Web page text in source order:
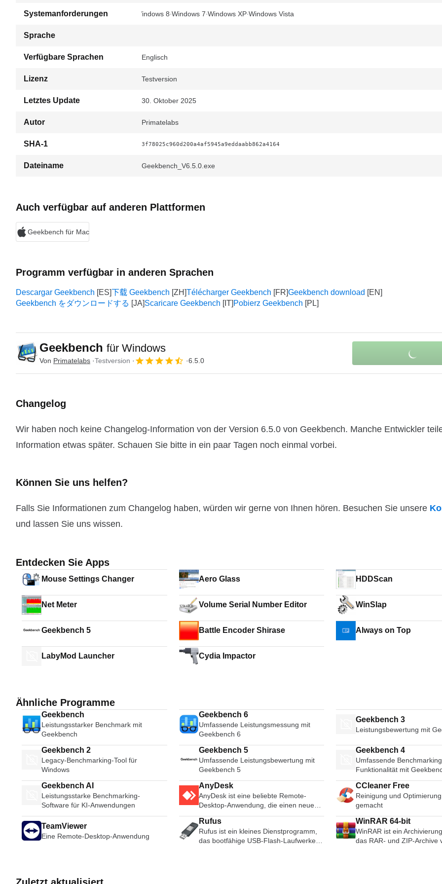
Systemanforderungen Windows 8 Windows 7 Windows XP Windows Vista
Sprache
Verfügbare Sprachen Englisch
Lizenz Testversion
Letztes Update 30. Oktober 2025
Autor Primatelabs
SHA-1 3f78025c960d200a4af5945a9eddaabb862a4164
Dateiname Geekbench_V6.5.0.exe
Auch verfügbar auf anderen Plattformen
Geekbench für Mac
Programm verfügbar in anderen Sprachen
Descargar Geekbench 下载 Geekbench Télécharger Geekbench
Geekbench download
Geekbench をダウンロードする
Scaricare Geekbench Pobierz Geekbench
Geekbench für Windows
Von Primatelabs Testversion 6.5.0
Changelog
Wir haben noch keine Changelog-Information von der Version 6.5.0 von Geekbench. Manche Entwickler
Information etwas später. Schauen Sie bitte in ein paar Tagen noch einmal vorbei.
Können Sie uns helfen?
Falls Sie Informationen zum Changelog haben, würden wir gerne von Ihnen hören. Besuchen Sie unsere
und lassen Sie uns wissen.
Entdecken Sie Apps
Mouse Settings Changer Aero Glass HDDScan
Net Meter Volume Serial Number Editor WinSlap
Geekbench 5 Battle Encoder Shirase Always on Top
LabyMod Launcher Cydia Impactor
Ähnliche Programme
Geekbench
Leistungsstarker Benchmark mit
Geekbench
Geekbench 6
Umfassende Leistungsmessung mit
Geekbench 6
Geekbench 3
Leistungsbewertung mit
Geekbench 2
Legacy-Benchmarking-Tool für
Windows
Geekbench 5
Umfassende Leistungsbewertung mit
Geekbench 5
Geekbench 4
Umfassende
Funktionalität mit
Geekbench AI
Leistungsstarke Benchmarking-
Software für KI-Anwendungen
AnyDesk
AnyDesk ist eine beliebte Remote-
Desktop-Anwendung, die einen neuen
Videocodec verwendet, der speziell für
frisch aussehende grafische
Benutzeroberflächen entwickelt wurde.
AnyDesk-Software ist vielseitig, sicher
CCleaner Free
Reinigung und
gemacht
TeamViewer
Eine Remote-Desktop-Anwendung
Rufus
Rufus ist ein kleines Dienstprogramm,
das bootfähige USB-Flash-Laufwerke,
WinRAR 64-bit
WinRAR ist ein
das RAR- und ZIP-Archive